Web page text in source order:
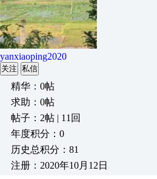
yanxiaoping2020
关注 私信
精华：0帖
求助：0帖
帖子：2帖 | 11回
年度积分：0
历史总积分：81
注册：2020年10月12日